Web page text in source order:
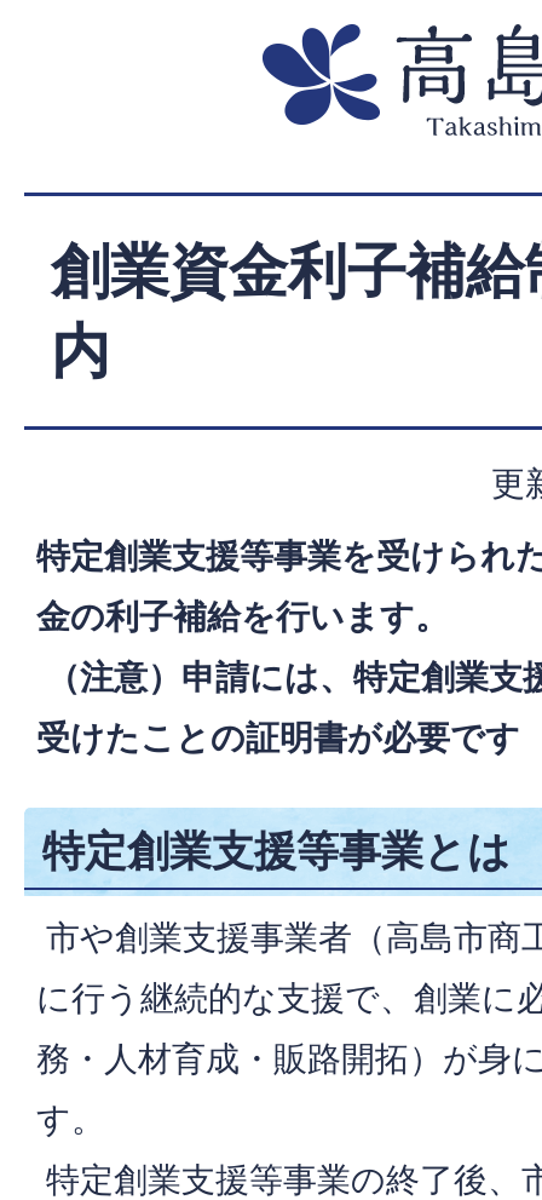
創業資金利子補
内
更
特定創業支援等事業を受けられ
金の利子補給を行います。
（注意）申請には、特定創業
受けたことの証明書が必要です
特定創業支援等事業とは
市や創業支援事業者（高島市商
に行う継続的な支援で、創業に
務・人材育成・販路開拓）が身
す。
特定創業支援等事業の終了後、